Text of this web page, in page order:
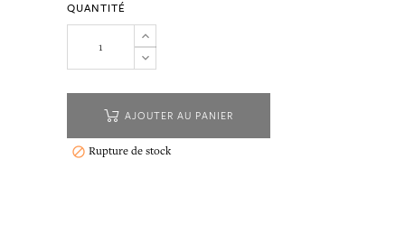
QUANTITÉ
AJOUTER AU PANIER
 Rupture de stock